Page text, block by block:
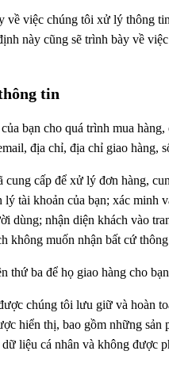
việc chúng tôi xử lý thông
này cũng sẽ trình bày về
tin
bạn cho quá trình mua
địa chỉ, địa chỉ giao hàng,
cấp để xử lý đơn hàng,
lý tài khoản của bạn; xác
dùng; nhận diện khách vào
không muốn nhận bất cứ
thứ ba để họ giao hàng cho
chúng tôi lưu giữ và hoàn
hiển thị, bao gồm những
liệu cá nhân và không